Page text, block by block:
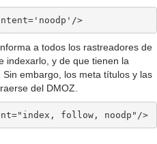
>
a todos los rastreadores de
indexarlo, y de que tienen la
embargo, los meta títulos y las
del DMOZ.
follow, noodp"/>